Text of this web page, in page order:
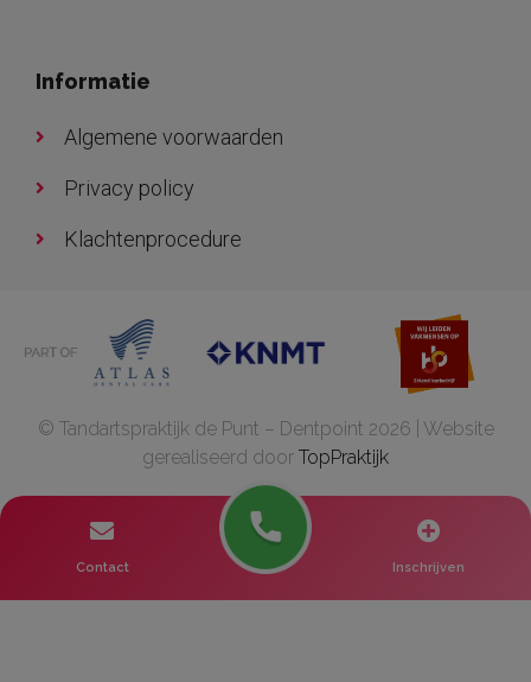
Informatie
Algemene voorwaarden
Privacy policy
Klachtenprocedure
© Tandartspraktijk de Punt – Dentpoint 2026 | Website
gerealiseerd door TopPraktijk
Contact Inschrijven